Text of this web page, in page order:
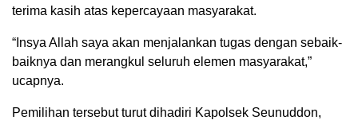
terima kasih atas kepercayaan masyarakat.
“Insya Allah saya akan menjalankan tugas dengan sebaik-
baiknya dan merangkul seluruh elemen masyarakat,”
ucapnya.
Pemilihan tersebut turut dihadiri Kapolsek Seunuddon,